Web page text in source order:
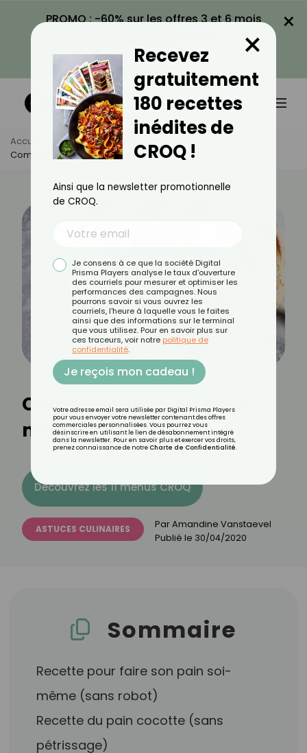
PROMO : -60% sur les offres 3 et 6 mois
VOIR LA PROMO
×
Accueil Actus
Astuces Culinaires
Comment Faire Du Pain Maison ?
Comment faire du pain
maison ?
Découvrez les 11 menus CROQ
ASTUCES CULINAIRES ParAmandine Vanstaevel
Publié le 30/04/2020
Sommaire
Recette pour faire son pain soi-
même (sans robot)
Recette du pain cocotte (sans
pétrissage)
Recevez
gratuitement
180 recettes
inédites de
CROQ !
×
Ainsi que la newsletter promotionnelle
de CROQ.
Je consens à ce que la société Digital
Prisma Players analyse le taux d'ouverture
des courriels pour mesurer et optimiser les
performances des campagnes. Nous
pourrons savoir si vous ouvrez les
courriels, l'heure à laquelle vous le faites
ainsi que des informations sur le terminal
que vous utilisez. Pour en savoir plus sur
ces traceurs, voir notre politique de
confidentialité.
Je reçois mon cadeau !
Votre adresse email sera utilisée par Digital Prisma Players
pour vous envoyer votre newsletter contenant des offres
commerciales personnalisées. Vous pourrez vous
désinscrire en utilisant le lien de désabonnement intégré
dans la newsletter. Pour en savoir plus et exercer vos droits,
prenez connaissance de notre Charte de Confidentialité.